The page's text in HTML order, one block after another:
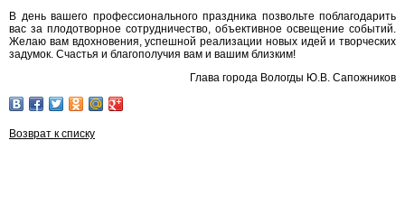
В день вашего профессионального праздника позвольте поблагодарить
вас за плодотворное сотрудничество, объективное освещение событий.
Желаю вам вдохновения, успешной реализации новых идей и творческих
задумок. Счастья и благополучия вам и вашим близким!
Глава города Вологды Ю.В. Сапожников
Возврат к списку